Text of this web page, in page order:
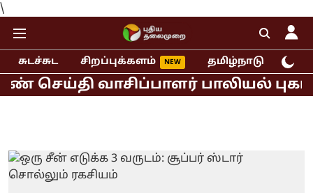
\
சுடச்சுட சிறப்புக்களம் தமிழ்நாடு
வாசிப்பாளர் பாலியல் புகார்!